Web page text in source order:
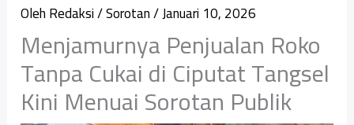
OlehRedaksi/Sorotan/Januari 10, 2026
Menjamurnya Penjualan Roko
Tanpa Cukai di Ciputat Tangsel
Kini Menuai Sorotan Publik